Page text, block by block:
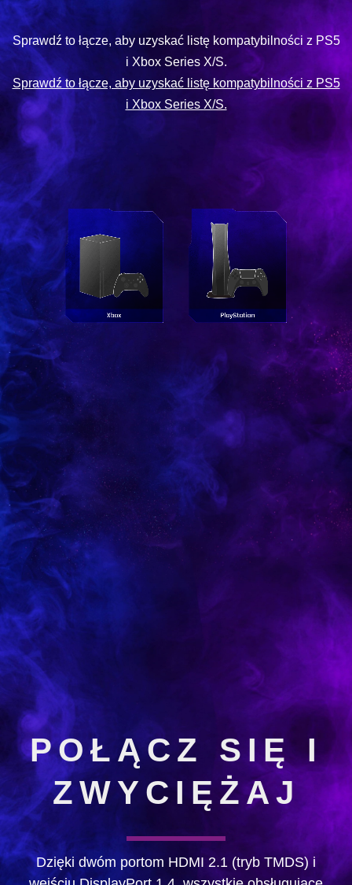
Sprawdź to łącze, aby uzyskać listę kompatybilności z PS5
i Xbox Series X/S.
Sprawdź to łącze, aby uzyskać listę kompatybilności z PS5
i Xbox Series X/S.
POŁĄCZ SIĘ I
ZWYCIĘŻAJ
Dzięki dwóm portom HDMI 2.1 (tryb TMDS) i